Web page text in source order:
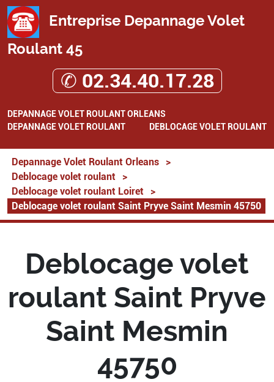
Entreprise Depannage Volet
Roulant 45
✆ 02.34.40.17.28
DEPANNAGE VOLET ROULANT ORLEANS
DEPANNAGE VOLET ROULANT
DEBLOCAGE VOLET ROULANT
Depannage Volet Roulant Orleans
>
Deblocage volet roulant
>
Deblocage volet roulant Loiret
>
Deblocage volet roulant Saint Pryve Saint Mesmin 45750
Deblocage volet
roulant Saint Pryve
Saint Mesmin
45750